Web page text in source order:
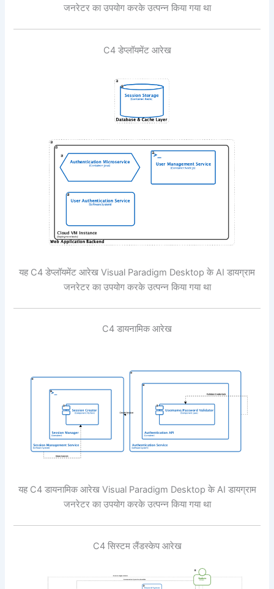
जनरेटर का उपयोग करके उत्पन्न किया गया था
C4 डेप्लॉयमेंट आरेख
यह C4 डेप्लॉयमेंट आरेख Visual Paradigm Desktop के AI डायग्राम
जनरेटर का उपयोग करके उत्पन्न किया गया था
C4 डायनामिक आरेख
यह C4 डायनामिक आरेख Visual Paradigm Desktop के AI डायग्राम
जनरेटर का उपयोग करके उत्पन्न किया गया था
C4 सिस्टम लैंडस्केप आरेख